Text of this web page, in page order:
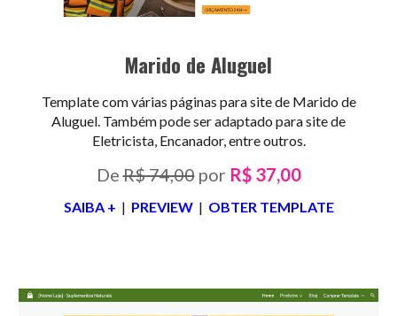
Marido de Aluguel
Template com várias páginas para site de Marido de
Aluguel . Também pode ser adaptado parasite de
Eletricista, Encanador, entre outros.
DeR$ 74,00por R$ 37,00
SAIBA + | PREVIEW| OBTER TEMPLATE